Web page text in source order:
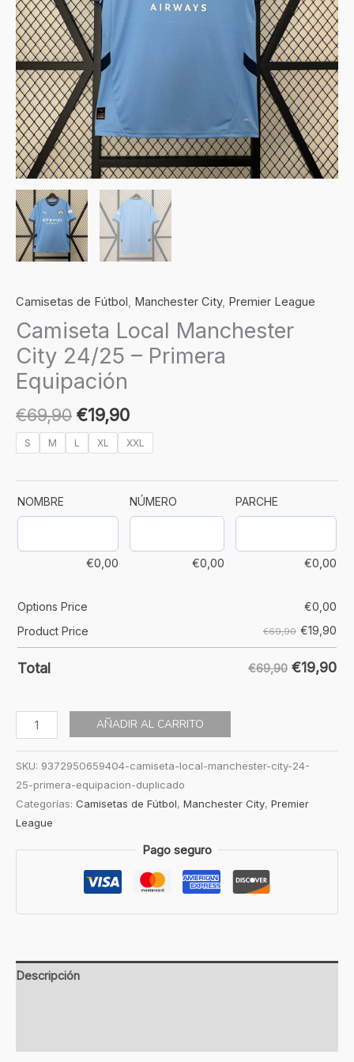
Camisetas de Fútbol, Manchester City, Premier League
Camiseta Local Manchester
City 24/25 – Primera
Equipación
€69,90 €19,90
S M L XL XXL
NOMBRE
€0,00
NÚMERO
€0,00
PARCHE
€0,00
Options Price €0,00
Product Price
€69,90 €19,90
Total €69,90 €19,90
cantidad
AÑADIR AL CARRITO
SKU: 9372950659404-camiseta-local-manchester-city-24-
25-primera-equipacion-duplicado
Categorías: Camisetas de Fútbol, Manchester City, Premier
League
Pago seguro
Descripción